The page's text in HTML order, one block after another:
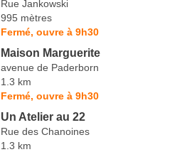
Rue Jankowski
995 mètres
Fermé, ouvre à 9h30
Maison Marguerite
avenue de Paderborn
1.3 km
Fermé, ouvre à 9h30
Un Atelier au 22
Rue des Chanoines
1.3 km